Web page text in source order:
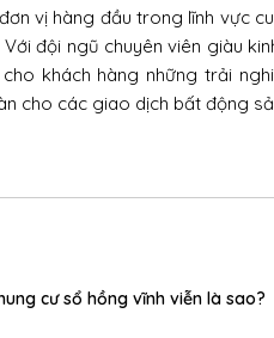
vị hàng đầu trong lĩnh vực
đội ngũ chuyên viên giàu
khách hàng những trải
cho các giao dịch bất động
cư sổ hồng vĩnh viễn là sao?